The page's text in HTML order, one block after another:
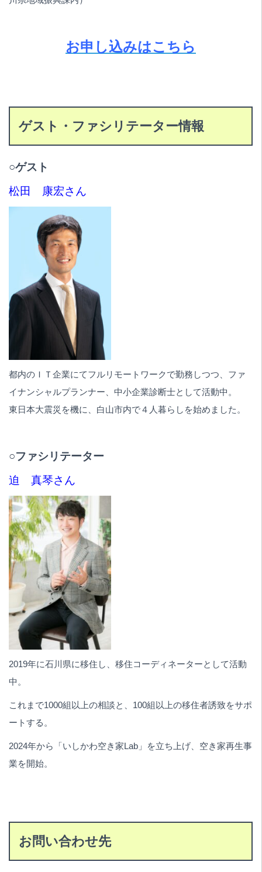
お申し込みはこちら
ゲスト・ファシリテーター情報
○ゲスト
松田 康宏さん
都内のＩＴ企業にてフルリモートワークで勤務しつつ、ファ
イナンシャルプランナー、中小企業診断士として活動中。
東日本大震災を機に、白山市内で４人暮らしを始めました。
○ファシリテーター
迫 真琴さん
2019年に石川県に移住し、移住コーディネーターとして活動
中。
これまで1000組以上の相談と、100組以上の移住者誘致をサポ
ートする。
2024年から「いしかわ空き家Lab」を立ち上げ、空き家再生事
業を開始。
お問い合わせ先